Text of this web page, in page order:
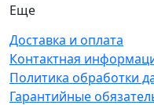
Еще
Доставка и оплата
Контактная
Политика обработки
Гарантийные